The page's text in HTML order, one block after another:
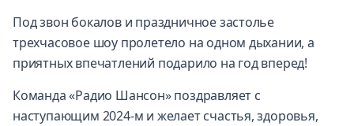
Под звон бокалов и праздничное застолье
трехчасовое шоу пролетело на одном дыхании, а
приятных впечатлений подарило на год вперед!
Команда «Радио Шансон» поздравляет с
наступающим 2024-м и желает счастья, здоровья,